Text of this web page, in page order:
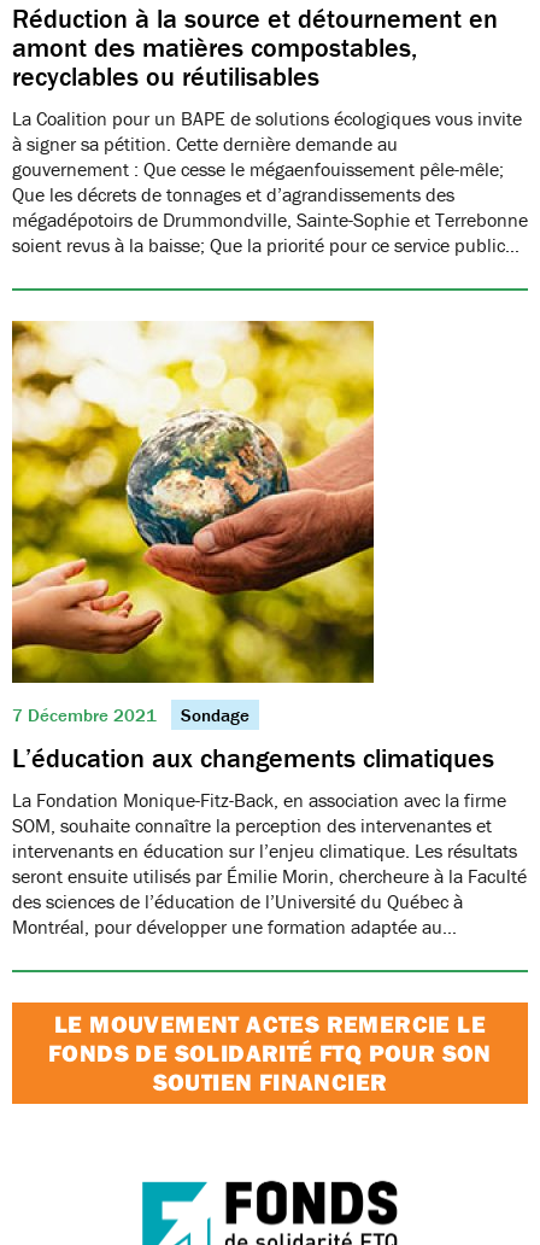
Réduction à la source et détournement en
amont des matières compostables,
recyclables ou réutilisables
La Coalition pour un BAPE de solutions écologiques vous invite
à signer sa pétition. Cette dernière demande au
gouvernement : Que cesse le mégaenfouissement pêle-mêle;
Que les décrets de tonnages et d’agrandissements des
mégadépotoirs de Drummondville, Sainte-Sophie et Terrebonne
soient revus à la baisse; Que la priorité pour ce service public…
7 Décembre 2021 Sondage
L’éducation aux changements climatiques
La Fondation Monique-Fitz-Back, en association avec la firme
SOM, souhaite connaître la perception des intervenantes et
intervenants en éducation sur l’enjeu climatique. Les résultats
seront ensuite utilisés par Émilie Morin, chercheure à la Faculté
des sciences de l’éducation de l’Université du Québec à
Montréal, pour développer une formation adaptée au…
LE MOUVEMENT ACTES REMERCIE LE
FONDS DE SOLIDARITÉ FTQ POUR SON
SOUTIEN FINANCIER